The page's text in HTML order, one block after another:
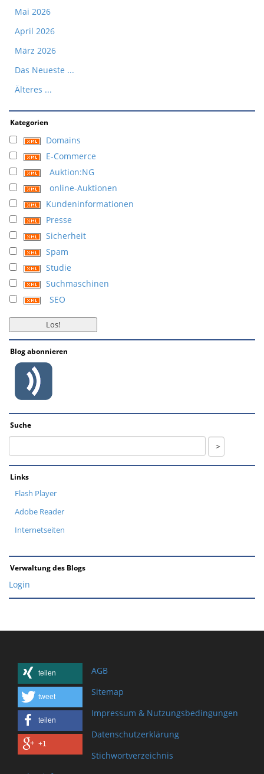
Mai 2026
April 2026
März 2026
Das Neueste ...
Älteres ...
Kategorien
Domains
E-Commerce
Auktion:NG
online-Auktionen
Kundeninformationen
Presse
Sicherheit
Spam
Studie
Suchmaschinen
SEO
Blog abonnieren
Suche
Links
Flash Player
Adobe Reader
Internetseiten
Verwaltung des Blogs
Login
teilen
tweet
teilen
+1
AGB
Sitemap
Impressum & Nutzungsbedingungen
Datenschutzerklärung
Stichwortverzeichnis